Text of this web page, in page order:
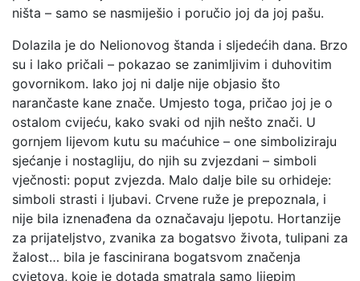
ništa – samo se nasmiješio i poručio joj da joj pašu.
Dolazila je do Nelionovog štanda i sljedećih dana. Brzo
su i lako pričali – pokazao se zanimljivim i duhovitim
govornikom. Iako joj ni dalje nije objasio što
narančaste kane znače. Umjesto toga, pričao joj je o
ostalom cvijeću, kako svaki od njih nešto znači. U
gornjem lijevom kutu su maćuhice – one simboliziraju
sjećanje i nostagliju, do njih su zvjezdani – simboli
vječnosti: poput zvjezda. Malo dalje bile su orhideje:
simboli strasti i ljubavi. Crvene ruže je prepoznala, i
nije bila iznenađena da označavaju ljepotu. Hortanzije
za prijateljstvo, zvanika za bogatsvo života, tulipani za
žalost… bila je fascinirana bogatsvom značenja
cvjetova, koje je dotada smatrala samo lijepim